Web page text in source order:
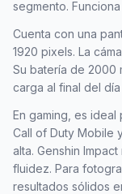
segmento.
Cuenta con una
1920 pixels. La
Su batería de 2000
carga al final del
En gaming, es ideal
Call of Duty Mobile
alta. Genshin
fluidez. Para
resultados sólidos